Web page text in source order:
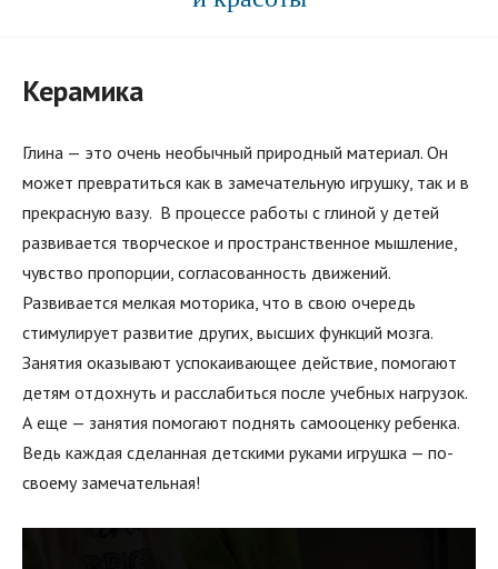
Керамика
Глина — это очень необычный природный материал. Он
может превратиться как в замечательную игрушку, так и в
прекрасную вазу. В процессе работы с глиной у детей
развивается творческое и пространственное мышление,
чувство пропорции, согласованность движений.
Развивается мелкая моторика, что в свою очередь
стимулирует развитие других, высших функций мозга.
Занятия оказывают успокаивающее действие, помогают
детям отдохнуть и расслабиться после учебных нагрузок.
А еще — занятия помогают поднять самооценку ребенка.
Ведь каждая сделанная детскими руками игрушка — по-
своему замечательная!